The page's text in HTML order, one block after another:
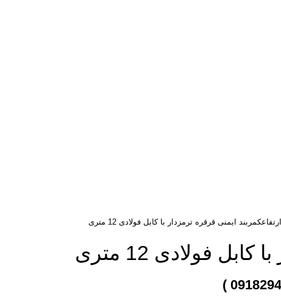
کمربند ایمنی قرقره ترمزدار با کابل فولادی 12 متری
فولادی 12 متری